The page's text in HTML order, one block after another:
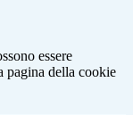
essere
pagina della cookie